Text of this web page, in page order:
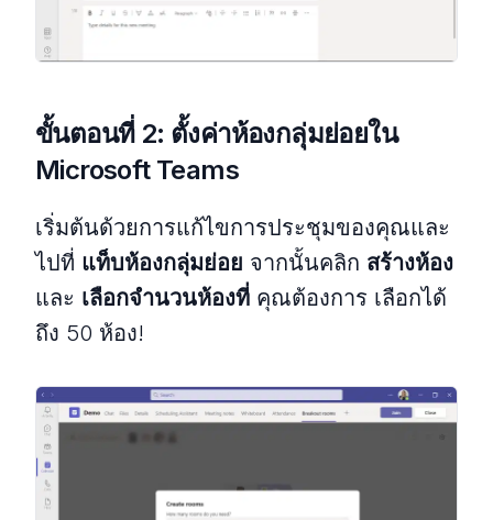
ขั้นตอนที่ 2: ตั้งค่าห้องกลุ่มย่อยใน
Microsoft Teams
เริ่มต้นด้วยการแก้ไขการประชุมของคุณและ
ไปที่ แท็บห้องกลุ่มย่อย จากนั้นคลิก สร้างห้อง
และ เลือกจำนวนห้องที่ คุณต้องการ เลือกได้
ถึง 50 ห้อง!